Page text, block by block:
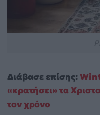
Διάβασε επίσης:
«κρατήσει» τα
τον χρόνο